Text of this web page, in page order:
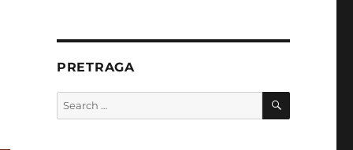
PRETRAGA
Search
for:
SEARCH